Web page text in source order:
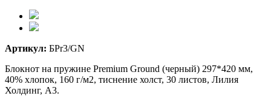
Артикул: БPr3/GN
Блокнот на пружине Premium Grоund (черный) 297*420 мм,
40% хлопок, 160 г/м2, тиснение холст, 30 листов, Лилия
Холдинг, А3.